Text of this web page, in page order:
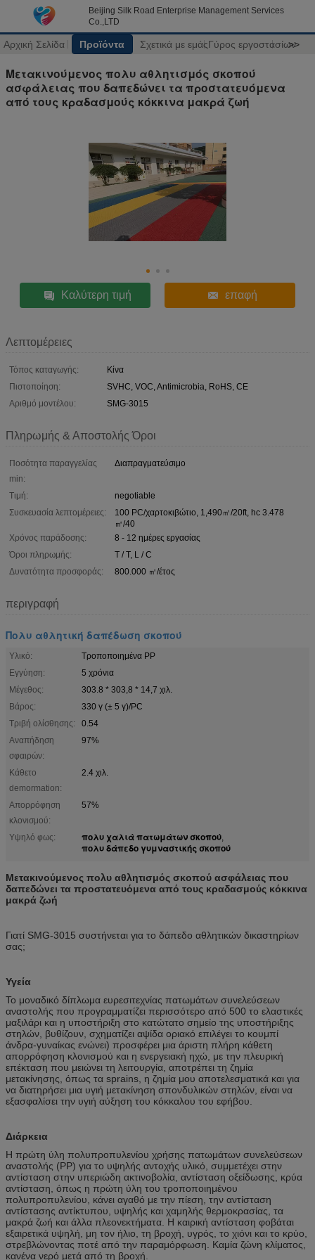
Beijing Silk Road Enterprise Management Services
Co.,LTD
Αρχική Σελίδα Προϊόντα Σχετικά με εμάςΓύρος εργοστασίων
>>
Μετακινούμενος πολυ αθλητισμός σκοπού
ασφάλειας που δαπεδώνει τα προστατευόμενα
από τους κραδασμούς κόκκινα μακρά ζωή
Καλύτερη τιμή επαφή
Λεπτομέρειες
Τόπος καταγωγής:
Κίνα
Πιστοποίηση:
SVHC, VOC, Antimicrobia, RoHS, CE
Αριθμό μοντέλου:
SMG-3015
Πληρωμής & Αποστολής Όροι
Ποσότητα παραγγελίας
min:
Διαπραγματεύσιμο
Τιμή:
negotiable
Συσκευασία λεπτομέρειες:
100 PC/χαρτοκιβώτιο, 1,490㎡/20ft, hc 3.478
㎡/40
Χρόνος παράδοσης:
8 - 12 ημέρες εργασίας
Όροι πληρωμής:
T / T, L / C
Δυνατότητα προσφοράς:
800.000 ㎡/έτος
περιγραφή
Πολυ αθλητική δαπέδωση σκοπού
Υλικό:
Τροποποιημένα PP
Εγγύηση:
5 χρόνια
Μέγεθος:
303.8 * 303,8 * 14,7 χιλ.
Βάρος:
330 γ (± 5 γ)/PC
Τριβή ολίσθησης:
0.54
Αναπήδηση
σφαιρών:
97%
Κάθετο
demormation:
2.4 χιλ.
Απορρόφηση
κλονισμού:
57%
Υψηλό φως: πολυ χαλιά πατωμάτων σκοπού,
πολυ δάπεδο γυμναστικής σκοπού
Μετακινούμενος πολυ αθλητισμός σκοπού ασφάλειας που
δαπεδώνει τα προστατευόμενα από τους κραδασμούς κόκκινα
μακρά ζωή
Γιατί SMG-3015 συστήνεται για το δάπεδο αθλητικών δικαστηρίων
σας;
Υγεία
Το μοναδικό δίπλωμα ευρεσιτεχνίας πατωμάτων συνελεύσεων
αναστολής που προγραμματίζει περισσότερο από 500 το ελαστικές
μαξιλάρι και η υποστήριξη στο κατώτατο σημείο της υποστήριξης
στηλών, βυθίζουν, σχηματίζει αψίδα οριακό επιλέγει το κουμπί
άνδρα-γυναίκας ενώνει) προσφέρει μια άριστη πλήρη κάθετη
απορρόφηση κλονισμού και η ενεργειακή ηχώ, με την πλευρική
επέκταση που μειώνει τη λειτουργία, αποτρέπει τη ζημία
μετακίνησης, όπως τα sprains, η ζημία μου αποτελεσματικά και για
να διατηρήσει μια υγιή μετακίνηση σπονδυλικών στηλών, είναι να
εξασφαλίσει την υγιή αύξηση του κόκκαλου του εφήβου.
Διάρκεια
Η πρώτη ύλη πολυπροπυλενίου χρήσης πατωμάτων συνελεύσεων
αναστολής (PP) για το υψηλής αντοχής υλικό, συμμετέχει στην
αντίσταση στην υπεριώδη ακτινοβολία, αντίσταση οξείδωσης, κρύα
αντίσταση, όπως η πρώτη ύλη του τροποποιημένου
πολυπροπυλενίου, κάνει αγαθό με την πίεση, την αντίσταση
αντίστασης αντίκτυπου, υψηλής και χαμηλής θερμοκρασίας, τα
μακρά ζωή και άλλα πλεονεκτήματα. Η καιρική αντίσταση φοβάται
εξαιρετικά υψηλή, μη τον ήλιο, τη βροχή, υγρός, το χιόνι και το κρύο,
στρεβλώνοντας ποτέ από την παραμόρφωση. Καμία ζώνη κλίματος,
κανένα νερό μετά από τη βροχή.